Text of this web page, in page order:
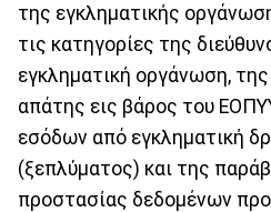
της εγκληματικής
τις κατηγορίες της
εγκληματική οργάνωση,
απάτης εις βάρος του
εσόδων από εγκληματική
(ξεπλύματος) και της
προστασίας δεδομένων